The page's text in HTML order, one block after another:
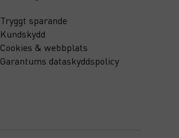
Tryggt sparande
Kundskydd
Cookies & webbplats
Garantums dataskyddspolicy